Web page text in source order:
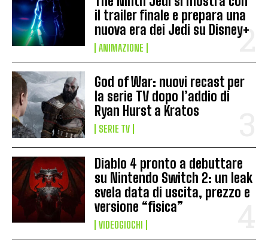
il trailer finale e prepara una
nuova era dei Jedi su Disney+
ANIMAZIONE
God of War: nuovi recast per
la serie TV dopo l’addio di
Ryan Hurst a Kratos
SERIE TV
Diablo 4 pronto a debuttare
su Nintendo Switch 2: un leak
svela data di uscita, prezzo e
versione “fisica”
VIDEOGIOCHI